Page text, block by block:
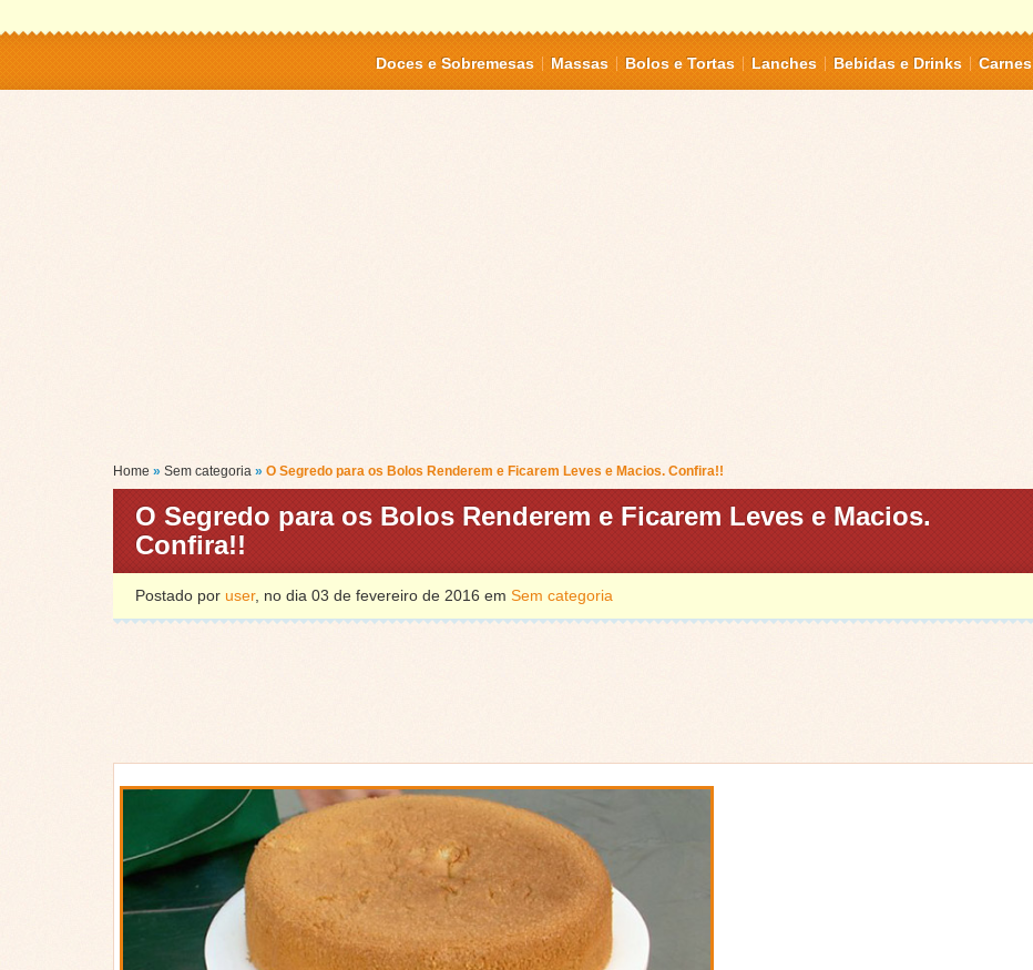
Doces e Sobremesas Massas Bolos e Tortas Lanches Bebidas e Drinks Carnes
Home » Sem categoria » O Segredo para os Bolos Renderem e Ficarem Leves e Macios. Confira!!
O Segredo para os Bolos Renderem e Ficarem Leves e Macios.
Confira!!
Postado por user, no dia 03 de fevereiro de 2016 em Sem categoria